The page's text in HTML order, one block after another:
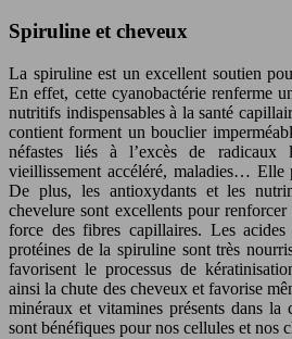
Spiruline et cheveux
La spiruline est un excellent soutien
En effet, cette cyanobactérie renferme
nutritifs indispensables à la santé
contient forment un bouclier
néfastes liés à l’excès de radicaux
vieillissement accéléré, maladies… Elle
De plus, les antioxydants et les
chevelure sont excellents pour
force des fibres capillaires. Les acides
protéines de la spiruline sont très
favorisent le processus de
ainsi la chute des cheveux et favorise
minéraux et vitamines présents dans
sont bénéfiques pour nos cellules et nos